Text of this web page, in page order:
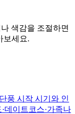
색감을 조절하면
보세요.
단풍 시작 시기와 인
데이트코스·가족나